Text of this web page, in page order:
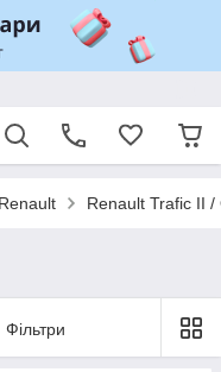
Renault Trafic II
Фільтри